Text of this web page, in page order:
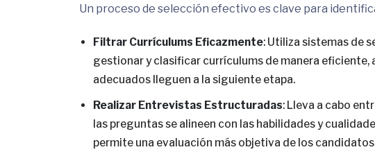
Un proceso de selección efectivo es clave para
Filtrar Currículums Eficazmente: Utiliza sistemas de
gestionar y clasificar currículums de manera
adecuados lleguen a la siguiente etapa.
Realizar Entrevistas Estructuradas: Lleva a cabo
las preguntas se alineen con las habilidades y
permite una evaluación más objetiva de los